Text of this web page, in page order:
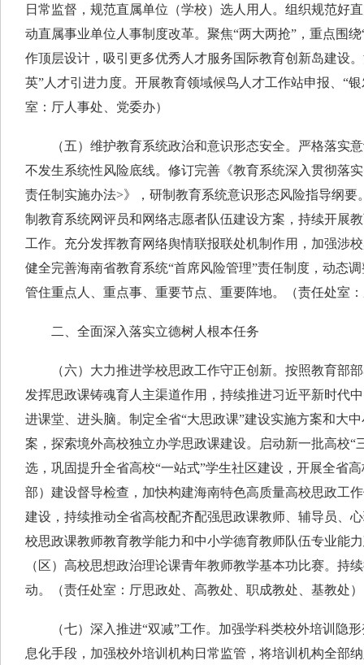
日常监督，规范直属单位（学校）选人用人。组织规范好
动直属事业单位人事制度改革。聚焦“两大两抢”，重点围
作顶层设计，吸引更多优秀人才服务国际教育创新岛建设
英”人才引进力度。开展教育领域候鸟人才工作站申报、“
室：厅人事处、党委办）
（五）维护教育系统政治和意识形态安全。严格落实意
不发生系统性风险底线。修订完善《教育系统深入贯彻落
责任制实施办法>》，研制教育系统意识形态风险指导纲要
制教育系统网评员和网络志愿者队伍建设方案，持续开展
工作。充分发挥教育网络舆情联报联处机制作用，加强涉
健全完善海南省教育系统“首席风险管理”责任制度，动态
管住重点人、重点事、重要节点、重要阵地。（责任处室
二、全面深入落实立德树人根本任务
（六）大力推进学校思政工作守正创新。按照教育部部
发挥思政课铸魂育人主渠道作用，持续推进习近平新时代
进课堂、进头脑。制定全省“大思政课”建设实施方案和大
案，探索境外高校独立办学思政课建设。启动新一批高校“
选，巩固提升全省高校“一站式”学生社区建设，开展全省
部）建设督导检查，加快构建海南特色高质量高校思政工
建设，持续推动全省高校配齐配强思政课教师、辅导员、
校思政课教师教育教学能力和中小学德育教师队伍专业能
（区）高校思想政治理论课青年教师教学基本功比赛。持
动。（责任处室：厅思政处、高教处、职成教处、基教处）
（七）深入推进“双减”工作。加强学科类校外培训隐形
息化手段，加强校外培训机构日常监管，将培训机构全部